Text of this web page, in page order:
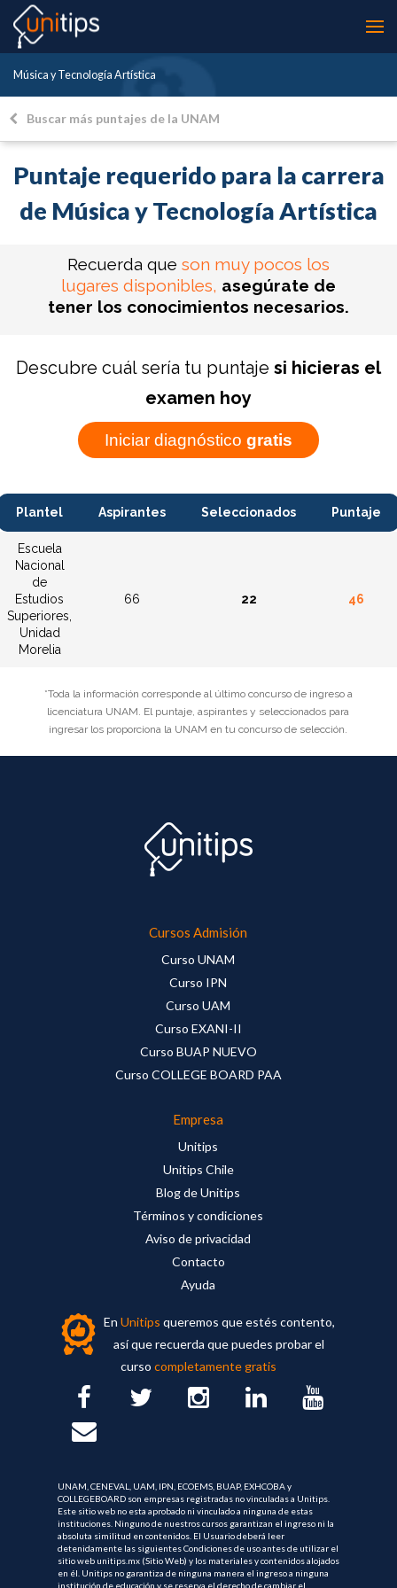
Música y Tecnología Artística
Buscar más puntajes de la UNAM
Puntaje requerido para la carrera
de Música y Tecnología Artística
Recuerda que son muy pocos los
lugares disponibles, asegúrate de
tener los conocimientos necesarios.
Descubre cuál sería tu puntaje si hicieras el
examen hoy
Iniciar diagnóstico gratis
Plantel Aspirantes Seleccionados Puntaje
Escuela
Nacional
de
Estudios
Superiores,
Unidad
Morelia
66 22 46
*Toda la información corresponde al último concurso de ingreso a
licenciatura UNAM. El puntaje, aspirantes y seleccionados para
ingresar los proporciona la UNAM en tu concurso de selección.
Cursos Admisión
Curso UNAM
Curso IPN
Curso UAM
Curso EXANI-II
Curso BUAP NUEVO
Curso COLLEGE BOARD PAA
Empresa
Unitips
Unitips Chile
Blog de Unitips
Términos y condiciones
Aviso de privacidad
Contacto
Ayuda
En Unitips queremos que estés contento,
así que recuerda que puedes probar el
curso completamente gratis
UNAM, CENEVAL, UAM, IPN, ECOEMS, BUAP, EXHCOBA y
COLLEGEBOARD son empresas registradas no vinculadas a Unitips.
Este sitio web no esta aprobado ni vinculado a ninguna de estas
instituciones. Ninguno de nuestros cursos garantizan el ingreso ni la
absoluta similitud en contenidos. El Usuario deberá leer
detenidamente las siguientes Condiciones de uso antes de utilizar el
sitio web unitips.mx (Sitio Web) y los materiales y contenidos alojados
en él. Unitips no garantiza de ninguna manera el ingreso a ninguna
institución de educación y se reserva el derecho de cambiar el